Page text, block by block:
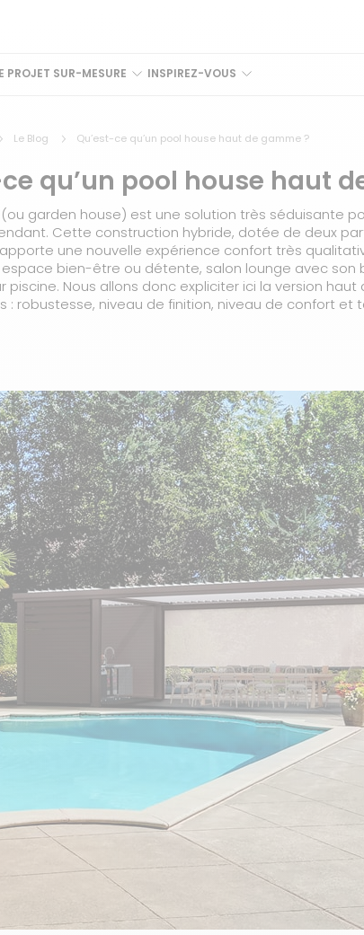
PROJET SUR-MESURE INSPIREZ-VOUS
Le Blog Qu’est-ce qu’un pool house haut de gamme ?
qu’un pool house haut
garden house) est une solution très séduisante
Cette construction hybride, dotée de deux
une nouvelle expérience confort très
espace bien-être ou détente, salon lounge avec
piscine. Nous allons donc expliciter ici la version
: robustesse, niveau de finition, niveau de confort et